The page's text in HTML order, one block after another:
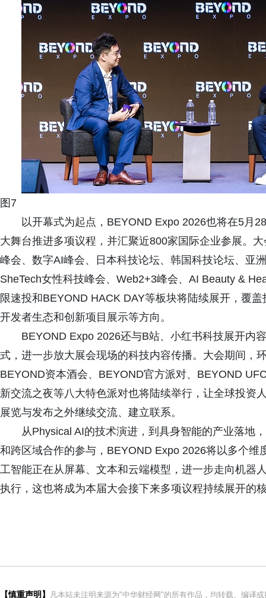
图7
以开幕式为起点，BEYOND Expo 2026也将在5月
大舞台推进多项议程，并汇聚近800家国际企业参展。
峰会、数字AI峰会、日本科技论坛、韩国科技论坛、亚
SheTech女性科技峰会、Web2+3峰会、AI Beauty &
限速投和BEYOND HACK DAY等板块将陆续展开，覆
开发者生态和创新项目展示等方向。
BEYOND Expo 2026还与B站、小红书科技展开内
式，进一步放大展会现场的科技内容传播。大会期间，
BEYOND资本酒会、BEYOND官方派对、BEYOND
新交流之夜等八大特色派对也将陆续举行，让全球投资
展览与发布之外继续交流、建立联系。
从Physical AI的技术演进，到具身智能的产业落地
和跨区域合作的参与，BEYOND Expo 2026将以多个
工智能正在从屏幕、文本和云端模型，进一步走向机器
执行，这也将成为本届大会接下来多项议程持续展开的
【慎重声明】
凡本站未注明来源为"中华财经网"的所有作品，均转载、编译